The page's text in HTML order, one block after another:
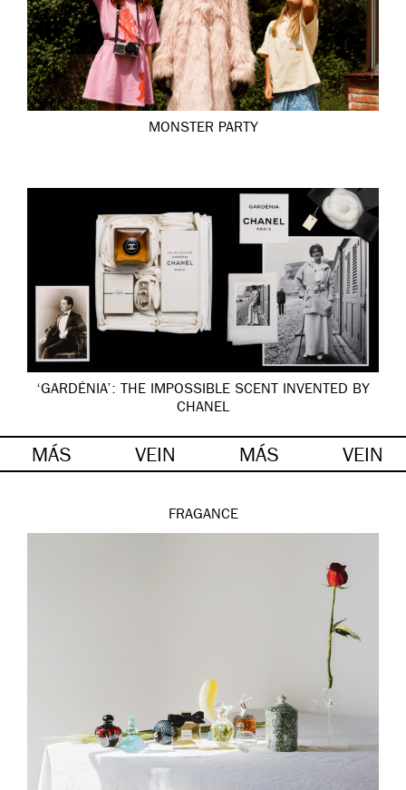
MONSTER PARTY
‘GARDÉNIA’: THE IMPOSSIBLE SCENT INVENTED BY
CHANEL
MÁS VEIN MÁS VEIN
FRAGANCE